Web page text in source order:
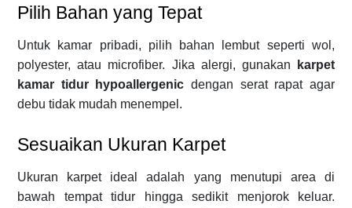
Pilih Bahan yang Tepat
Untuk kamar pribadi, pilih bahan lembut seperti wol,
polyester, atau microfiber. Jika alergi, gunakan
karpet
kamar tidur hypoallergenic dengan serat rapat agar
debu tidak mudah menempel.
Sesuaikan Ukuran Karpet
Ukuran karpet ideal adalah yang menutupi area di
bawah tempat tidur hingga sedikit menjorok keluar.